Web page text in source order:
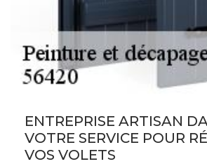
ENTREPRISE ARTISAN
VOTRE SERVICE POUR
VOS VOLETS